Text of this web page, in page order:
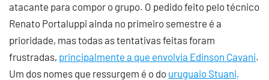
atacante para compor o grupo. O pedido feito pelo técnico
Renato Portaluppi ainda no primeiro semestre é a
prioridade, mas todas as tentativas feitas foram
frustradas, principalmente a que envolvia Edinson Cavani.
Um dos nomes que ressurgem é o do uruguaio Stuani,